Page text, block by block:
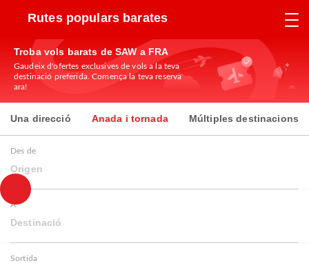
Rutes populars barates
Troba vols barats de SAW a FRA
Gaudeix d'ofertes exclusives de vols a la teva
destinació preferida. Comença la teva reserva
ara!
Una direcció Anada i tornada Múltiples destinacions
Des de
Origen
A
Destinació
Sortida